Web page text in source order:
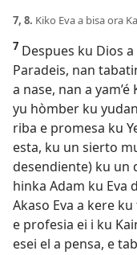
7, 8. Kiko Eva a bisa ora
7 Despues ku Dios
Paradeis, nan
a nase, nan a
yu hòmber ku
riba e promesa ku
esta, ku un sierto
desendiente) ku un
hinka Adam ku Eva
Akaso Eva a kere
e profesia ei i ku
esei el a pensa, e